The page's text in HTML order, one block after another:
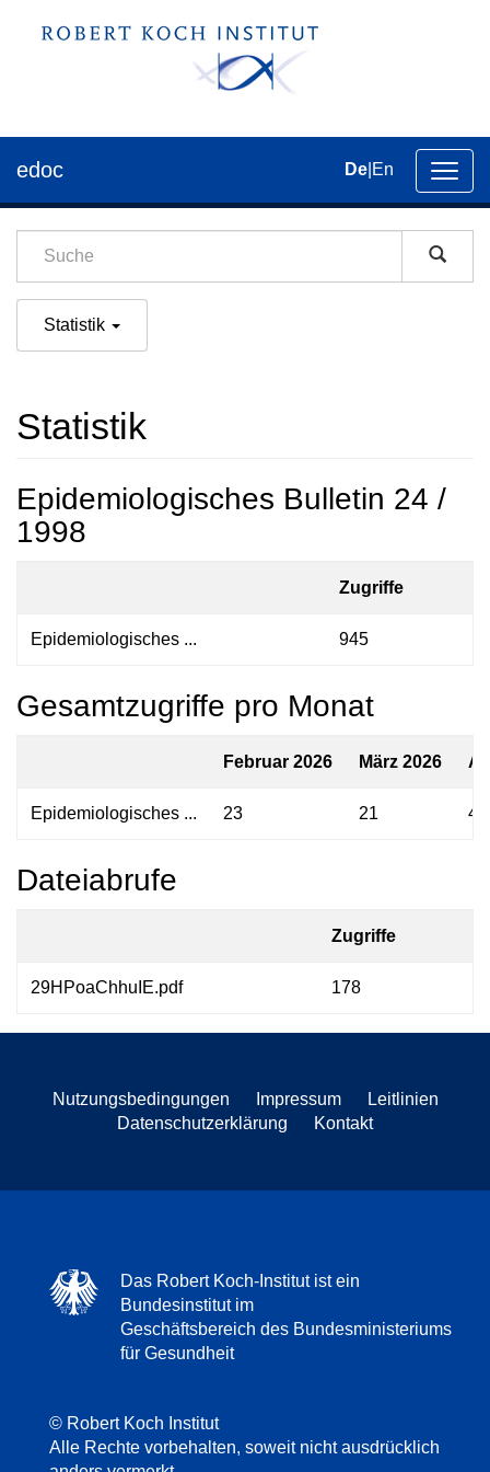
der
edoc De En
Statistik
Statistik
Epidemiologisches Bulletin 24 /
1998
Zugriffe
Epidemiologisches ... 945
Gesamtzugriffe pro Monat
Februar 2026 März 2026
Epidemiologisches ... 23 21 46
Dateiabrufe
Zugriffe
29HPoaChhuIE.pdf 178
Nutzungsbedingungen Impressum
Leitlinien
Datenschutzerklärung
Kontakt
Das Robert Koch-Institut ist ein
Bundesinstitut im
Geschäftsbereich des Bundesministeriums
für Gesundheit
© Robert Koch Institut
Alle Rechte vorbehalten, soweit nicht ausdrücklich